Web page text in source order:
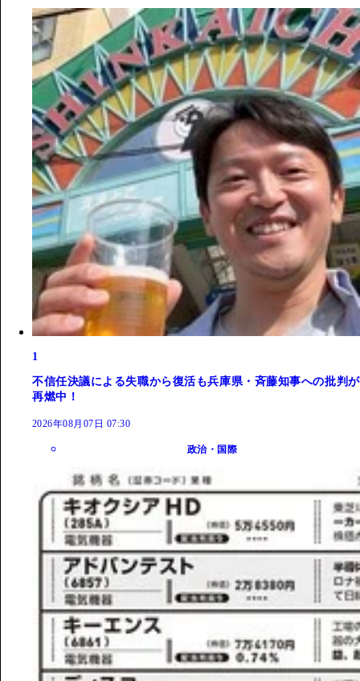
1
不信任決議による失職から復活も兵庫県・斉藤知事への批判が
再燃中！
2026年08月07日 07:30
政治・国際